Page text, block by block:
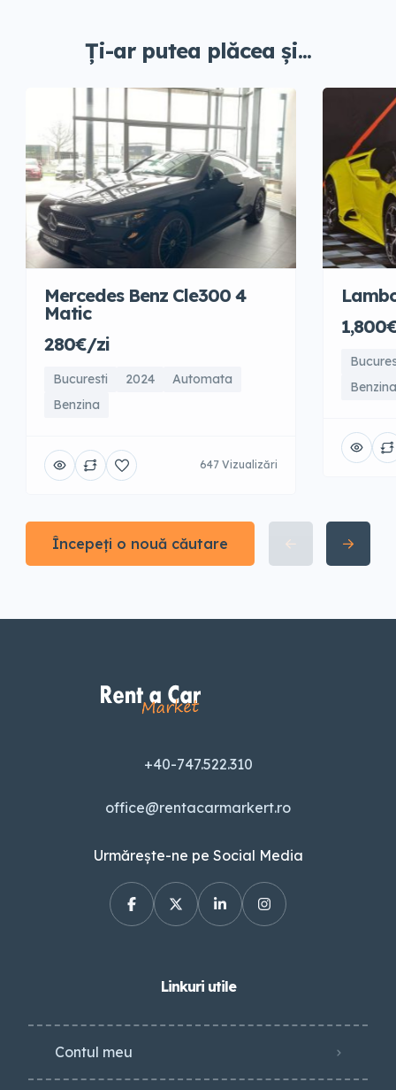
Ți-ar putea plăcea și...
Mercedes Benz Cle300 4
Matic
280€/zi
Bucuresti 2024
Automata
Benzina
647 Vizualizări
Benzina
Începeți o nouă căutare
+40-747.522.310
office@rentacarmarkert.ro
Urmărește-ne pe Social Media
Linkuri utile
Contul meu